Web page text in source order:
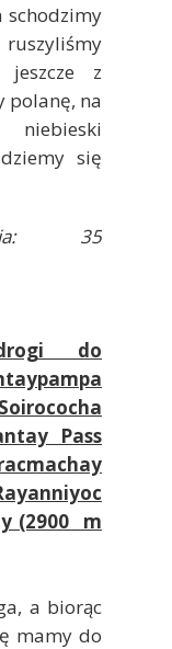
schodzimy
z
polanę, na
niebieski
się
35
do
Pass
(2900 m
a biorąc
mamy do